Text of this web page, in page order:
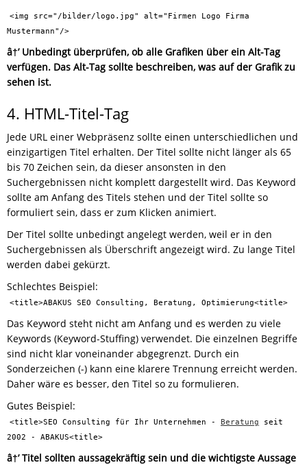
<img src="/bilder/logo.jpg" alt="Firmen Logo Firma
Mustermann"/>
â†’ Unbedingt überprüfen, ob alle Grafiken über ein Alt-Tag
verfügen. Das Alt-Tag sollte beschreiben, was auf der Grafik zu
sehen ist.
4. HTML-Titel-Tag
Jede URL einer Webpräsenz sollte einen unterschiedlichen und
einzigartigen Titel erhalten. Der Titel sollte nicht länger als 65
bis 70 Zeichen sein, da dieser ansonsten in den
Suchergebnissen nicht komplett dargestellt wird. Das Keyword
sollte am Anfang des Titels stehen und der Titel sollte so
formuliert sein, dass er zum Klicken animiert.
Der Titel sollte unbedingt angelegt werden, weil er in den
Suchergebnissen als Überschrift angezeigt wird. Zu lange Titel
werden dabei gekürzt.
Schlechtes Beispiel:
<title>ABAKUS SEO Consulting, Beratung, Optimierung<title>
Das Keyword steht nicht am Anfang und es werden zu viele
Keywords (Keyword-Stuffing) verwendet. Die einzelnen Begriffe
sind nicht klar voneinander abgegrenzt. Durch ein
Sonderzeichen (-) kann eine klarere Trennung erreicht werden.
Daher wäre es besser, den Titel so zu formulieren.
Gutes Beispiel:
<title>SEO Consulting für Ihr Unternehmen - Beratung seit
2002 - ABAKUS<title>
â†’ Titel sollten aussagekräftig sein und die wichtigste Aussage